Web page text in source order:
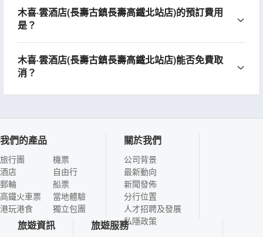
木喜·雲酒店(長壽古鎮長壽高鐵北站店)的預訂費用
是？
木喜·雲酒店(長壽古鎮長壽高鐵北站店)能否免費取
消？
我們的產品
旅行團
酒店
郵輪
高鐵火車票
港玩港食
機票
自由行
船票
當地體驗
獨立包團
關於我們
公司背景
最新動向
新聞發佈
分行位置
人才招聘及發展
私隱政策
旅遊資訊 旅遊服務